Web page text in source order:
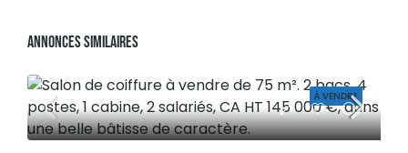
Annonces Similaires
À VENDRE